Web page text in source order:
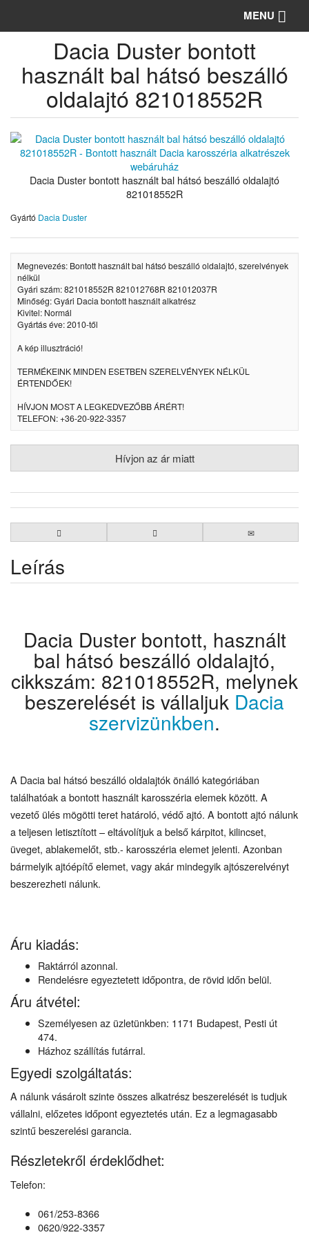
MENU
Dacia Duster bontott
használt bal hátsó beszálló
oldalajtó 821018552R
Dacia Duster bontott használt bal hátsó beszálló oldalajtó
821018552R
Gyártó Dacia Duster
Megnevezés: Bontott használt bal hátsó beszálló oldalajtó, szerelvények
nélkül
Gyári szám: 821018552R 821012768R 821012037R
Minőség: Gyári Dacia bontott használt alkatrész
Kivitel: Normál
Gyártás éve: 2010-től
A kép illusztráció!
TERMÉKEINK MINDEN ESETBEN SZERELVÉNYEK NÉLKÜL
ÉRTENDŐEK!
HÍVJON MOST A LEGKEDVEZŐBB ÁRÉRT!
TELEFON: +36-20-922-3357
Hívjon az ár miatt
Leírás
Dacia Duster bontott, használt
bal hátsó beszálló oldalajtó,
cikkszám: 821018552R, melynek
beszerelését is vállaljuk Dacia
szervizünkben.
A Dacia bal hátsó beszálló oldalajtók önálló kategóriában
találhatóak a bontott használt karosszéria elemek között. A
vezető ülés mögötti teret határoló, védő ajtó. A bontott ajtó nálunk
a teljesen letisztított – eltávolítjuk a belső kárpitot, kilincset,
üveget, ablakemelőt, stb.- karosszéria elemet jelenti. Azonban
bármelyik ajtóépítő elemet, vagy akár mindegyik ajtószerelvényt
beszerezheti nálunk.
Áru kiadás:
Raktárról azonnal.
Rendelésre egyeztetett időpontra, de rövid időn belül.
Áru átvétel:
Személyesen az üzletünkben: 1171 Budapest, Pesti út
474.
Házhoz szállítás futárral.
Egyedi szolgáltatás:
A nálunk vásárolt szinte összes alkatrész beszerelését is tudjuk
vállalni, előzetes időpont egyeztetés után. Ez a legmagasabb
szintű beszerelési garancia.
Részletekről érdeklődhet:
Telefon:
061/253-8366
0620/922-3357